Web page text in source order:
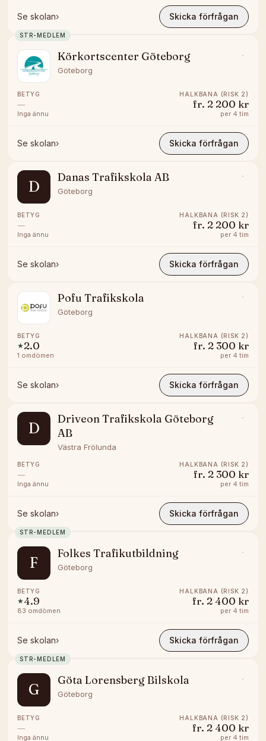
Se skolan› Skicka förfrågan
STR-MEDLEM
Körkortscenter Göteborg
Göteborg
BETYG
—
Inga ännu
HALKBANA (RISK 2)
fr. 2 200 kr
per 4 tim
Se skolan› Skicka förfrågan
D
Danas Trafikskola AB
Göteborg
BETYG
—
Inga ännu
HALKBANA (RISK 2)
fr. 2 200 kr
per 4 tim
Se skolan› Skicka förfrågan
Pofu Trafikskola
Göteborg
BETYG
★2.0
1 omdömen
HALKBANA (RISK 2)
fr. 2 300 kr
per 4 tim
Se skolan› Skicka förfrågan
D
Driveon Trafikskola Göteborg
AB
Västra Frölunda
BETYG
—
Inga ännu
HALKBANA (RISK 2)
fr. 2 300 kr
per 4 tim
Se skolan› Skicka förfrågan
STR-MEDLEM
F
Folkes Trafikutbildning
Göteborg
BETYG
★4.9
83 omdömen
HALKBANA (RISK 2)
fr. 2 400 kr
per 4 tim
Se skolan› Skicka förfrågan
STR-MEDLEM
G
Göta Lorensberg Bilskola
Göteborg
BETYG
—
Inga ännu
HALKBANA (RISK 2)
fr. 2 400 kr
per 4 tim